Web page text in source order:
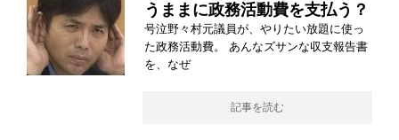
うままに政務活動費を支払う？
号泣野々村元議員が、やりたい放題に使っ
た政務活動費。 あんなズサンな収支報告書
を、なぜ
記事を読む